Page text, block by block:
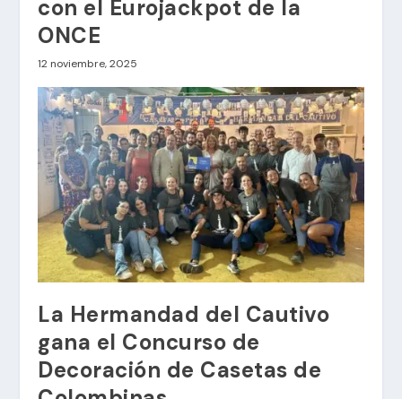
con el Eurojackpot de la
ONCE
12 noviembre, 2025
La Hermandad del Cautivo
gana el Concurso de
Decoración de Casetas de